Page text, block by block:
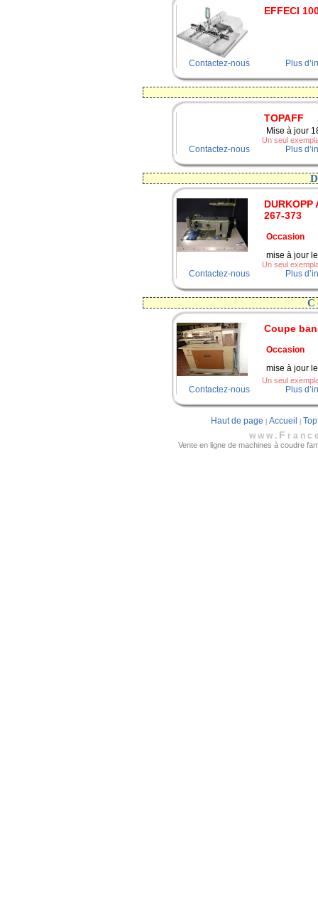
EFFECI
Contactez-nous Plus
TOPAFF
Mise à jour
Un seul
Contactez-nous Plus
DURKOPP
267-373
Occasion
mise à jour
Un seul
Contactez-nous Plus
Coupe
Occasion
mise à jour
Un seul
Contactez-nous Plus
Haut de page Accueil
www. F
Vente en ligne de machines à coudre